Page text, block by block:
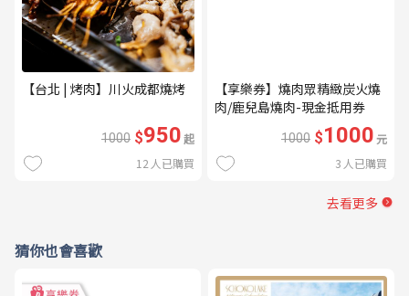
【台北 | 烤肉】川火成都燒烤
1000 $950起
12 人已購買
【享樂券】燒肉眾精緻炭火燒
肉/鹿兒島燒肉-現金抵用券
1000 $1000元
3 人已購買
去看更多
猜你也會喜歡